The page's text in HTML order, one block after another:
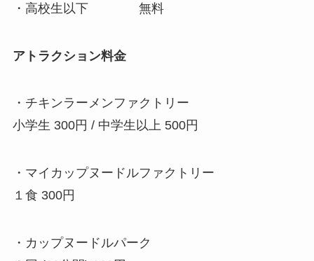
・高校生以下 無料
アトラクション料金
・チキンラーメンファクトリー
小学生 300円 / 中学生以上 500円
・マイカップヌードルファクトリー
１食 300円
・カップヌードルパーク